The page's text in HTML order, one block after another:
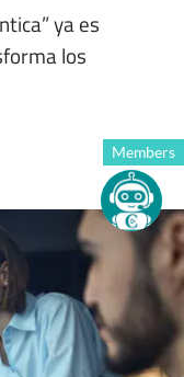
ya es
los
Members